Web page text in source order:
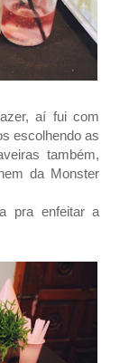
aí fui com
escolhendo as
também,
da Monster
pra enfeitar a